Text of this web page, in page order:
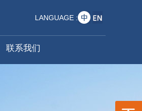
LANGUAGE :
联系我们